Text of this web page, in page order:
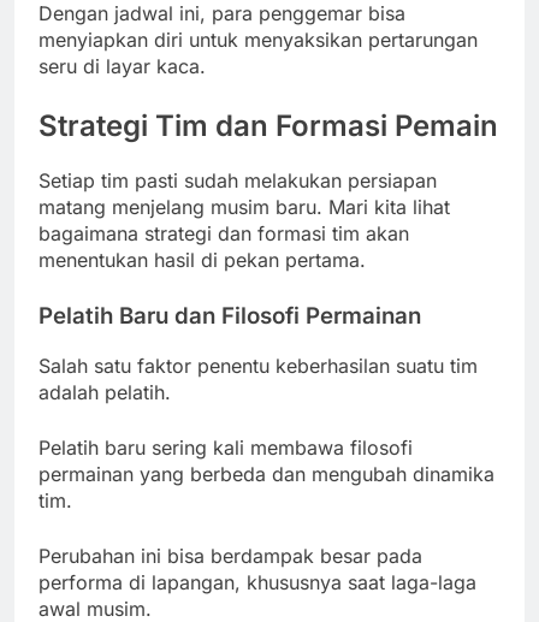
Dengan jadwal ini, para penggemar bisa
menyiapkan diri untuk menyaksikan pertarungan
seru di layar kaca.
Strategi Tim dan Formasi Pemain
Setiap tim pasti sudah melakukan persiapan
matang menjelang musim baru. Mari kita lihat
bagaimana strategi dan formasi tim akan
menentukan hasil di pekan pertama.
Pelatih Baru dan Filosofi Permainan
Salah satu faktor penentu keberhasilan suatu tim
adalah pelatih.
Pelatih baru sering kali membawa filosofi
permainan yang berbeda dan mengubah dinamika
tim.
Perubahan ini bisa berdampak besar pada
performa di lapangan, khususnya saat laga-laga
awal musim.